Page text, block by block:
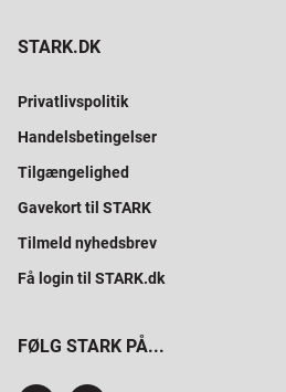
STARK.DK
Privatlivspolitik
Handelsbetingelser
Tilgængelighed
Gavekort til STARK
Tilmeld nyhedsbrev
Få login til STARK.dk
FØLG STARK PÅ...